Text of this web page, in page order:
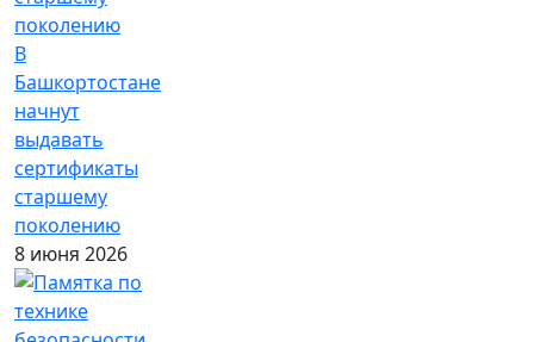
В
Башкортостане
начнут
выдавать
сертификаты
старшему
поколению
8 июня 2026